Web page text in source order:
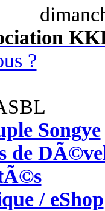
?
Songye
de
/ eShop